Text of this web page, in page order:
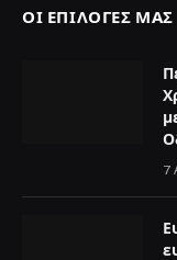
ΟΙ ΕΠΙΛΟΓΈΣ ΜΑΣ
7